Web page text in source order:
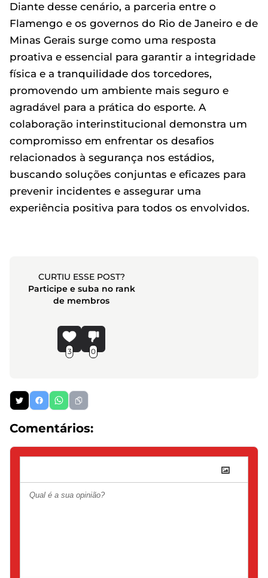
Diante desse cenário, a parceria entre o
Flamengo e os governos do Rio de Janeiro e de
Minas Gerais surge como uma resposta
proativa e essencial para garantir a integridade
física e a tranquilidade dos torcedores,
promovendo um ambiente mais seguro e
agradável para a prática do esporte. A
colaboração interinstitucional demonstra um
compromisso em enfrentar os desafios
relacionados à segurança nos estádios,
buscando soluções conjuntas e eficazes para
prevenir incidentes e assegurar uma
experiência positiva para todos os envolvidos.
CURTIU ESSE POST?
Participe e suba no rank
de membros
3 0
Comentários: